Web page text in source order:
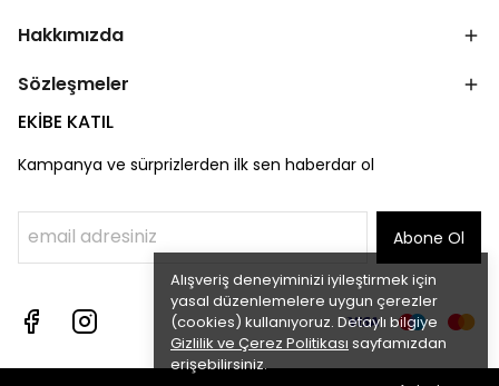
Alışveriş deneyiminizi iyileştirmek için
yasal düzenlemelere uygun çerezler
(cookies) kullanıyoruz. Detaylı bilgiye
Gizlilik ve Çerez Politikası sayfamızdan
erişebilirsiniz.
Hakkımızda
Sözleşmeler
EKİBE KATIL
Kampanya ve sürprizlerden ilk sen haberdar ol
Abone Ol